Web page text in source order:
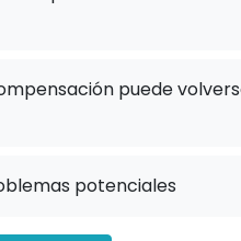
puede
potenciales